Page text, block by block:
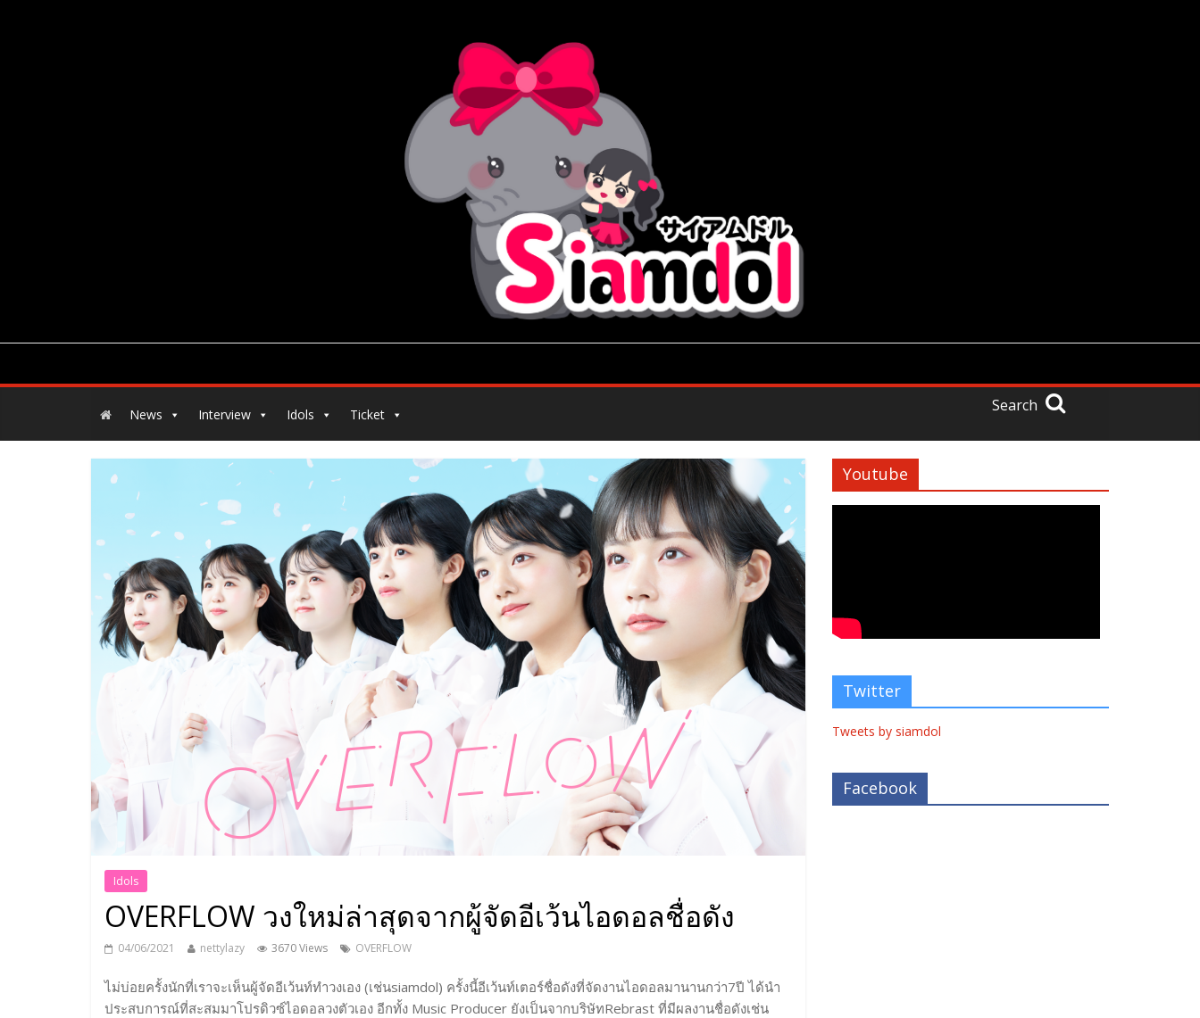
News Interview Idols Ticket Search
Idols
OVERFLOW วงใหม่ล่าสุดจากผู้จัดอีเว้นไอดอลชื่อดัง
04/06/2021 nettylazy 3670 Views OVERFLOW
ไม่บ่อยครั้งนักที่เราจะเห็นผู้จัดอีเว้นท์ทำวงเอง (เช่นsiamdol) ครั้งนี้อีเว้นท์เตอร์ชื่อดังที่จัดงานไอดอลมานานกว่า7ปี ได้นำ
ประสบการณ์ที่สะสมมาโปรดิวซ์ไอดอลวงตัวเอง อีกทั้ง Music Producer ยังเป็นจากบริษัทRebrast ที่มีผลงานชื่อดังเช่น
Youtube
Twitter
Tweets by siamdol
Facebook